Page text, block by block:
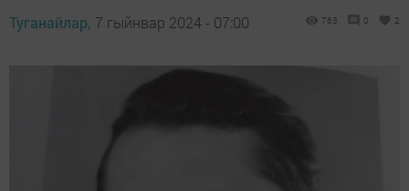
Туганайлар, 7 гыйнвар 2024 - 07:00 763 0 2